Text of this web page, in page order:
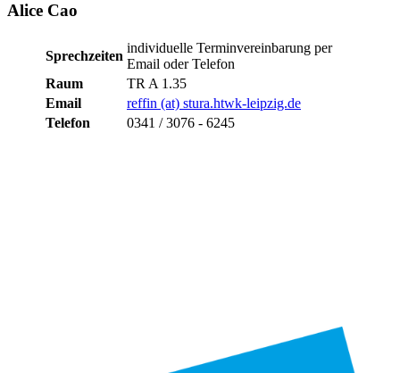
Alice Cao
Sprechzeiten
individuelle Terminvereinbarung per
Email oder Telefon
Raum
TR A 1.35
Email
reffin (at) stura.htwk-leipzig.de
Telefon
0341 / 3076 - 6245